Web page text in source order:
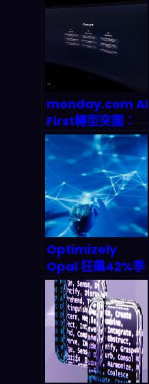
5個傳統模型，
2027年AI推薦市
場將衝破25億美
元？
monday.com AI
First轉型突圍：
SaaS龍頭如何靠
39.2億營收碾壓市
場預期？
Optimizely
Opal 狂飆42%季
度ARR——AI代理
編排平台如何改寫
企業自動化遊戲規
則？